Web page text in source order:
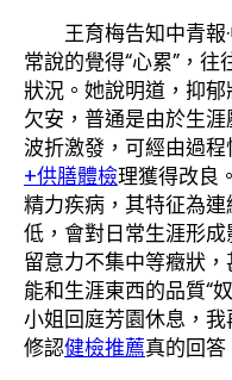
王育梅告知中青報
常說的覺得“心累”，
狀況。她說明道，抑
欠安，普通是由於生涯
波折激發，可經由過
+供膳體檢理獲得改良
精力疾病，其特征為
低，會對日常生涯形成
留意力不集中等癥狀
能和生涯東西的品質“
小姐回庭芳園休息，
修認健檢推薦真的回答